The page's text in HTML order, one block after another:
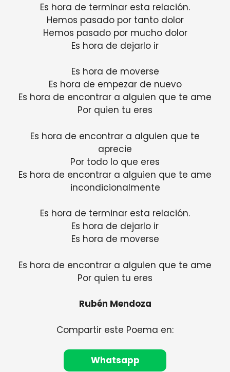
Es hora de terminar esta relación.
Hemos pasado por tanto dolor
Hemos pasado por mucho dolor
Es hora de dejarlo ir
Es hora de moverse
Es hora de empezar de nuevo
Es hora de encontrar a alguien que te ame
Por quien tu eres
Es hora de encontrar a alguien que te
aprecie
Por todo lo que eres
Es hora de encontrar a alguien que te ame
incondicionalmente
Es hora de terminar esta relación.
Es hora de dejarlo ir
Es hora de moverse
Es hora de encontrar a alguien que te ame
Por quien tu eres
Rubén Mendoza
Compartir este Poema en:
Whatsapp